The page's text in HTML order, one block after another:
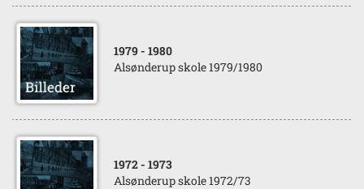
1979 - 1980
Alsønderup skole 1979/1980
1972 - 1973
Alsønderup skole 1972/73